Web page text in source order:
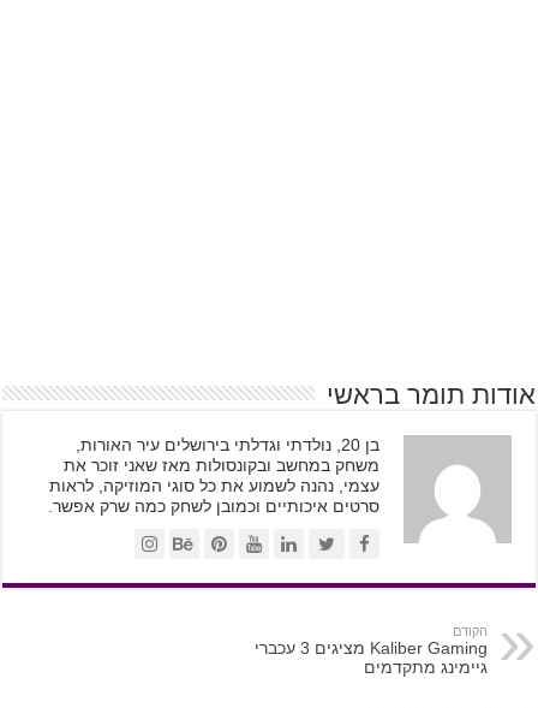
אודות תומר בראשי
בן 20, נולדתי וגדלתי בירושלים עיר האורות,
משחק במחשב ובקונסולות מאז שאני זוכר את
עצמי, נהנה לשמוע את כל סוגי המוזיקה, לראות
סרטים איכותיים וכמובן לשחק כמה שרק אפשר.
הקודם
Kaliber Gaming מציגים 3 עכברי
גיימינג מתקדמים